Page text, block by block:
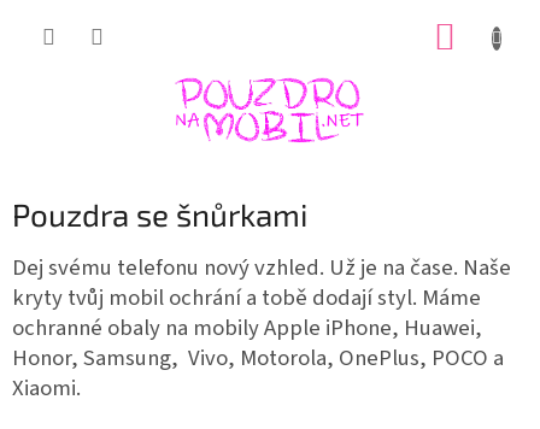
Pouzdra se šnůrkami
Dej svému telefonu nový vzhled. Už je na čase. Naše
kryty tvůj mobil ochrání a tobě dodají styl. Máme
ochranné obaly na mobily Apple iPhone, Huawei,
Honor, Samsung, Vivo, Motorola, OnePlus, POCO a
Xiaomi.